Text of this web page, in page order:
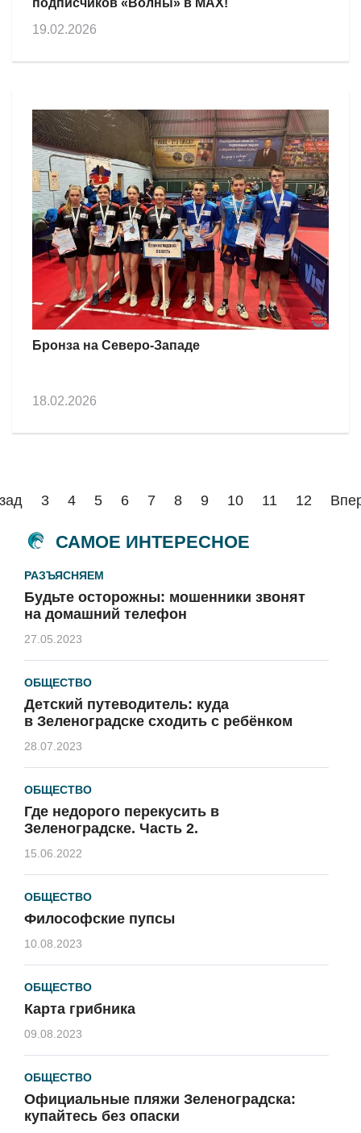
19.02.2026
Бронза на Северо-Западе
18.02.2026
3 4 5 6 7 8 9 10 11 12
САМОЕ ИНТЕРЕСНОЕ
РАЗЪЯСНЯЕМ
Будьте осторожны: мошенники звонят
на домашний телефон
27.05.2023
ОБЩЕСТВО
Детский путеводитель: куда
в Зеленоградске сходить с ребёнком
28.07.2023
ОБЩЕСТВО
Где недорого перекусить в
Зеленоградске. Часть 2.
15.06.2022
ОБЩЕСТВО
Философские пупсы
10.08.2023
ОБЩЕСТВО
Карта грибника
09.08.2023
ОБЩЕСТВО
Официальные пляжи Зеленоградска:
купайтесь без опаски